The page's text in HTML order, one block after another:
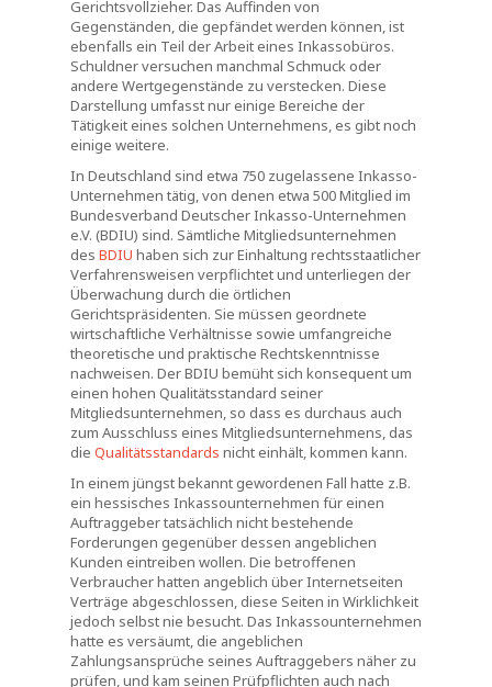
Gerichtsvollzieher. Das Auffinden von
Gegenständen, die gepfändet werden können, ist
ebenfalls ein Teil der Arbeit eines Inkassobüros.
Schuldner versuchen manchmal Schmuck oder
andere Wertgegenstände zu verstecken. Diese
Darstellung umfasst nur einige Bereiche der
Tätigkeit eines solchen Unternehmens, es gibt noch
einige weitere.
In Deutschland sind etwa 750 zugelassene Inkasso-
Unternehmen tätig, von denen etwa 500 Mitglied im
Bundesverband Deutscher Inkasso-Unternehmen
e.V. (BDIU) sind. Sämtliche Mitgliedsunternehmen
des BDIU haben sich zur Einhaltung rechtsstaatlicher
Verfahrensweisen verpflichtet und unterliegen der
Überwachung durch die örtlichen
Gerichtspräsidenten. Sie müssen geordnete
wirtschaftliche Verhältnisse sowie umfangreiche
theoretische und praktische Rechtskenntnisse
nachweisen. Der BDIU bemüht sich konsequent um
einen hohen Qualitätsstandard seiner
Mitgliedsunternehmen, so dass es durchaus auch
zum Ausschluss eines Mitgliedsunternehmens, das
die Qualitätsstandards nicht einhält, kommen kann.
In einem jüngst bekannt gewordenen Fall hatte z.B.
ein hessisches Inkassounternehmen für einen
Auftraggeber tatsächlich nicht bestehende
Forderungen gegenüber dessen angeblichen
Kunden eintreiben wollen. Die betroffenen
Verbraucher hatten angeblich über Internetseiten
Verträge abgeschlossen, diese Seiten in Wirklichkeit
jedoch selbst nie besucht. Das Inkassounternehmen
hatte es versäumt, die angeblichen
Zahlungsansprüche seines Auftraggebers näher zu
prüfen, und kam seinen Prüfpflichten auch nach